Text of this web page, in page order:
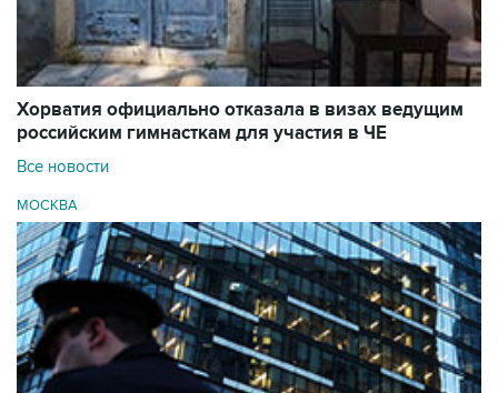
Хорватия официально отказала в визах ведущим
российским гимнасткам для участия в ЧЕ
Все новости
МОСКВА